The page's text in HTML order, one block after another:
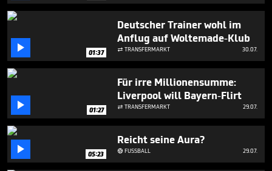
 01:37
Deutscher Trainer wohl im
Anflug auf Woltemade-Klub
 TRANSFERMARKT 30.07.
 01:27
Für irre Millionensumme:
Liverpool will Bayern-Flirt
 TRANSFERMARKT 29.07.
 05:23
Reicht seine Aura?
FUSSBALL 29.07.